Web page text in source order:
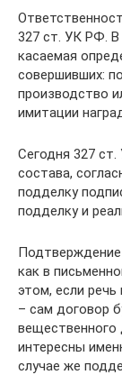
327 ст. УК РФ. В
касаемая
совершивших:
производство
имитации
Сегодня 327
состава,
подделку
подделку и
Подтверждение
как в
этом, если
– сам договор
вещественного
интересны
случае же